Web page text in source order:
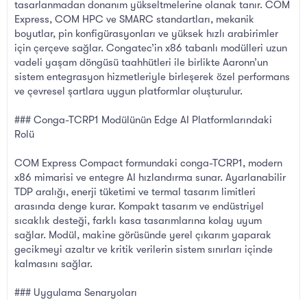
tasarlanmadan donanım yükseltmelerine olanak tanır. COM
Express, COM HPC ve SMARC standartları, mekanik
boyutlar, pin konfigürasyonları ve yüksek hızlı arabirimler
için çerçeve sağlar. Congatec’in x86 tabanlı modülleri uzun
vadeli yaşam döngüsü taahhütleri ile birlikte Aaronn’un
sistem entegrasyon hizmetleriyle birleşerek özel performans
ve çevresel şartlara uygun platformlar oluşturulur.
### Conga-TCRP1 Modülünün Edge AI Platformlarındaki
Rolü
COM Express Compact formundaki conga-TCRP1, modern
x86 mimarisi ve entegre AI hızlandırma sunar. Ayarlanabilir
TDP aralığı, enerji tüketimi ve termal tasarım limitleri
arasında denge kurar. Kompakt tasarım ve endüstriyel
sıcaklık desteği, farklı kasa tasarımlarına kolay uyum
sağlar. Modül, makine görüsünde yerel çıkarım yaparak
gecikmeyi azaltır ve kritik verilerin sistem sınırları içinde
kalmasını sağlar.
### Uygulama Senaryoları